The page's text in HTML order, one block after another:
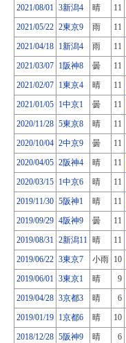
2021/08/01 3新潟4 晴 11
2021/05/22 2東京9 雨 11
2021/04/18 1新潟4 雨 11
2021/03/07 1阪神8 曇 11
2021/02/07 1東京4 晴 11
2021/01/05 1中京1 曇 11
2020/11/28 5東京8 晴 11
2020/10/04 2中京9 曇 11
2020/04/05 2阪神4 晴 11
2020/03/15 1中京6 晴 11
2019/11/30 5阪神1 晴 11
2019/09/29 4阪神9 曇 11
2019/08/31 2新潟11 晴 11
2019/06/22 3東京7 小雨 10
2019/06/01 3東京1 晴 9
2019/04/28 3京都3 晴 6
2019/01/19 1京都6 晴 10
2018/12/28 5阪神9 晴 6